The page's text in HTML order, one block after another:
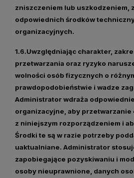
zniszczeniem lub uszkodzeniem,
odpowiednich środków
organizacyjnych.
1.6.Uwzględniając charakter,
przetwarzania oraz ryzyko
wolności osób fizycznych o
prawdopodobieństwie i wadze
Administrator wdraża
organizacyjne, aby przetwarzanie
z niniejszym rozporządzeniem i
Środki te są w razie potrzeby
uaktualniane. Administrator
zapobiegające pozyskiwaniu i
osoby nieuprawnione, danych